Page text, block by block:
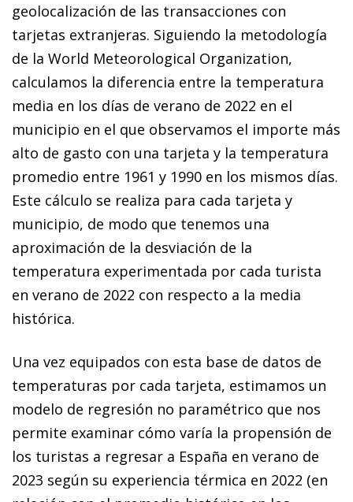
geolocalización de las transacciones con
tarjetas extranjeras. Siguiendo la metodología
de la World Meteorological Organization,
calculamos la diferencia entre la temperatura
media en los días de verano de 2022 en el
municipio en el que observamos el importe más
alto de gasto con una tarjeta y la temperatura
promedio entre 1961 y 1990 en los mismos días.
Este cálculo se realiza para cada tarjeta y
municipio, de modo que tenemos una
aproximación de la desviación de la
temperatura experimentada por cada turista
en verano de 2022 con respecto a la media
histórica.
Una vez equipados con esta base de datos de
temperaturas por cada tarjeta, estimamos un
modelo de regresión no paramétrico que nos
permite examinar cómo varía la propensión de
los turistas a regresar a España en verano de
2023 según su experiencia térmica en 2022 (en